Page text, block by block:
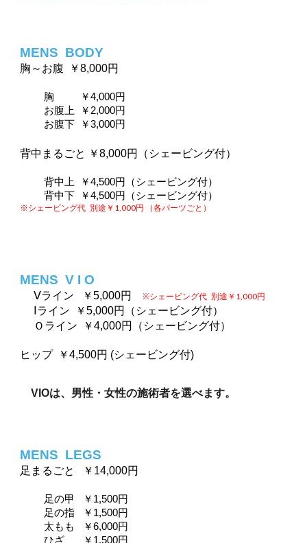
MENS BODY
胸～お腹  ￥8,000円
胸  　　￥4,000円
お腹上  ￥2,000円
お腹下  ￥3,000円
背中まるごと ￥8,000円（シェービング付）
背中上  ￥4,500円（シェービング付）
背中下  ￥4,500円（シェービング付）
※シェービング代 別途￥1,000円 （各パーツごと）
MENS V I O
Ⅴライン ￥5,000円 ※シェービング代 別途￥1,000円
Ⅰライン  ￥5,000円（シェービング付）
Ｏライン  ￥4,000円（シェービング付）
ヒップ  ￥4,500円 (シェービング付)
VIOは、男性・女性の施術者を選べます。
MENS LEGS
足まるごと ￥14,000円
足の甲
￥1,500円
足の指
￥1,500円
太もも
￥6,000円
ひざ
￥1,500円